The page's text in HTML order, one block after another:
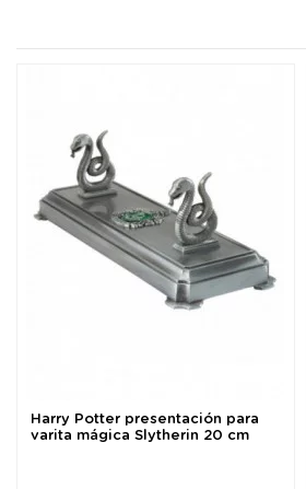
Harry Potter presentación para
varita mágica Slytherin 20 cm